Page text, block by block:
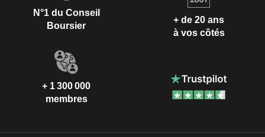
N°1 du Conseil
Boursier
+ de 20 ans
à vos côtés
+ 1 300 000
membres